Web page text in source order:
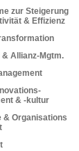
zur Steigerung
& Effizienz
& Allianz-Mgtm.
& -kultur
& Organisations